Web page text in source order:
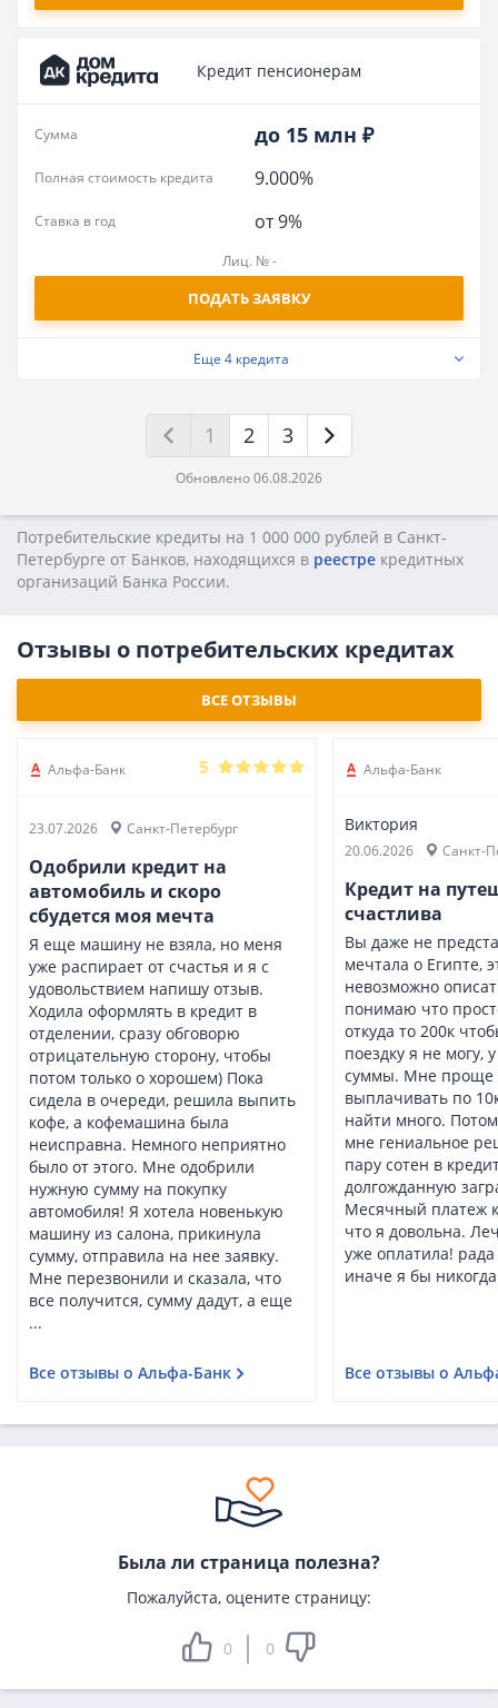
Кредит пенсионерам
до 15 млн ₽
Сумма
9.000%
Полная стоимость кредита
от 9%
Ставка в год
Лиц. № -
ПОДАТЬ ЗАЯВКУ
Еще 4 кредита
1 2 3
Обновлено 06.08.2026
Потребительские кредиты на 1 000 000 рублей в Санкт-
Петербурге от Банков, находящихся в реестре кредитных
opгaнизaций Бaнкa Poccии.
Отзывы о потребительских кредитах
ВСЕ ОТЗЫВЫ
Альфа-Банк 5
23.07.2026 Санкт-Петербург
Одобрили кредит на
автомобиль и скоро
сбудется моя мечта
Я еще машину не взяла, но меня
уже распирает от счастья и я с
удовольствием напишу отзыв.
Ходила оформлять в кредит в
отделении, сразу обговорю
отрицательную сторону, чтобы
потом только о хорошем) Пока
сидела в очереди, решила выпить
кофе, а кофемашина была
неисправна. Немного неприятно
было от этого. Мне одобрили
нужную сумму на покупку
автомобиля! Я хотела новенькую
машину из салона, прикинула
сумму, отправила на нее заявку.
Мне перезвонили и сказала, что
все получится, сумму дадут, а еще
...
Все отзывы о Альфа-Банк
Альфа-Банк
Виктория
20.06.2026 Санкт-
Кредит на
счастлива
Вы даже не
мечтала о Египте,
невозможно
понимаю что
откуда то 200к
поездку я не могу,
суммы. Мне проще
выплачивать по
найти много.
мне гениальное
пару сотен в
долгожданную
Месячный платеж
что я довольна.
уже оплатила!
иначе я бы
Все отзывы о
Была ли страница полезна?
Пожалуйста, оцените страницу:
0 0